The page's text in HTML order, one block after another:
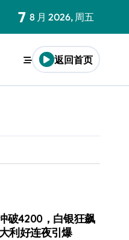
7 8 月 2026, 周五
返回首页
破4200，白银狂飙
利好连夜引爆